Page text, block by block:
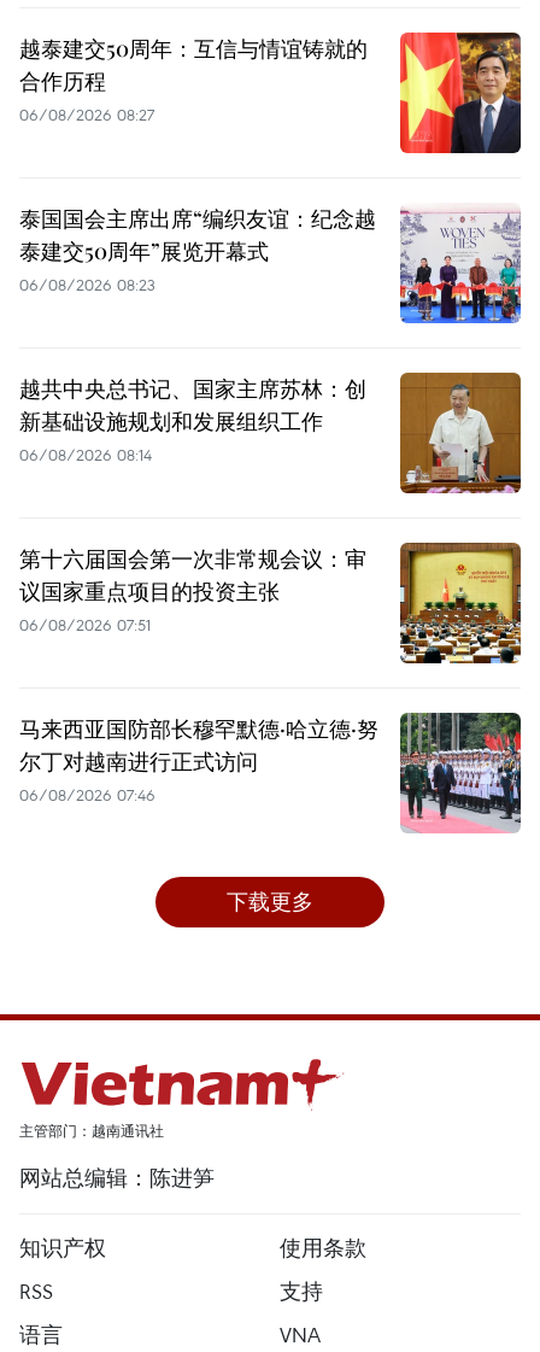
越泰建交50周年：互信与情谊铸就的
合作历程
06/08/2026 08:27
泰国国会主席出席“编织友谊：纪念越
泰建交50周年”展览开幕式
06/08/2026 08:23
越共中央总书记、国家主席苏林：创
新基础设施规划和发展组织工作
06/08/2026 08:14
第十六届国会第一次非常规会议：审
议国家重点项目的投资主张
06/08/2026 07:51
马来西亚国防部长穆罕默德·哈立德·努
尔丁对越南进行正式访问
06/08/2026 07:46
下载更多
主管部门：越南通讯社
网站总编辑：陈进笋
知识产权
使用条款
RSS
支持
语言
VNA